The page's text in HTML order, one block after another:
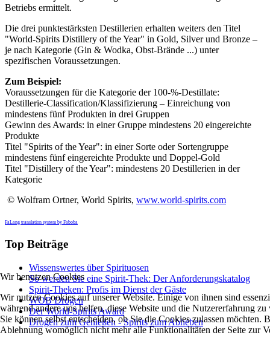
Betriebs ermittelt.
Die drei punktestärksten Destillerien erhalten weiters den Titel
"World-Spirits Distillery of the Year" in Gold, Silver und Bronze –
je nach Kategorie (Gin & Wodka, Obst-Brände ...) unter
spezifischen Voraussetzungen.
Zum Beispiel:
Voraussetzungen für die Kategorie der 100-%-Destillate:
Destillerie-Classification/Klassifizierung – Einreichung von
mindestens fünf Produkten in drei Gruppen
Gewinn des Awards: in einer Gruppe mindestens 20 eingereichte
Produkte
Titel "Spirits of the Year": in einer Sorte oder Sortengruppe
mindestens fünf eingereichte Produkte und Doppel-Gold
Titel "Distillery of the Year": mindestens 20 Destillerien in der
Kategorie
© Wolfram Ortner, World Spirits, www.world-spirits.com
FaLang translation system by Faboba
Top Beiträge
Wissenswertes über Spirituosen
So werden Sie eine Spirit-Thek: Der Anforderungskatalog
Spirit-Theken: Profis im Dienst der Gäste
WOB Drogen
Der World-Spirits Award
Drogen zum Genießen - Spirits zum Abheben
Wir benutzen Cookies
Wir nutzen Cookies auf unserer Website. Einige von ihnen sind
während andere uns helfen, diese Website und die Nutzererfahrung
Sie können selbst entscheiden, ob Sie die Cookies zulassen möchten.
Ablehnung womöglich nicht mehr alle Funktionalitäten der Seite zur